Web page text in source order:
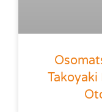
Takoyaki